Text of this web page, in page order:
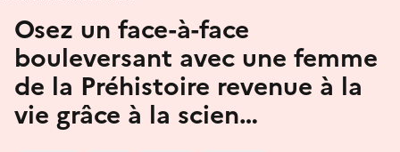
Osez un face-à-face
bouleversant avec une femme
de la Préhistoire revenue à la
vie grâce à la scien…